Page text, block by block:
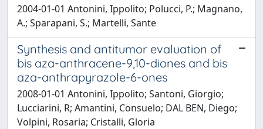
2004-01-01 Antonini, Ippolito; Polucci, P.; Magnano,
A.; Sparapani, S.; Martelli, Sante
Synthesis and antitumor evaluation of
bis aza-anthracene-9,10-diones and bis
aza-anthrapyrazole-6-ones
2008-01-01 Antonini, Ippolito; Santoni, Giorgio;
Lucciarini, R; Amantini, Consuelo; DAL BEN, Diego;
Volpini, Rosaria; Cristalli, Gloria